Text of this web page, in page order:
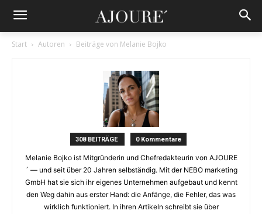
Start Autoren Beiträge von Melanie Bojko
308 BEITRÄGE 0 Kommentare
Melanie Bojko ist Mitgründerin und Chefredakteurin von AJOURE
´ — und seit über 20 Jahren selbständig. Mit der NEBO marketing
GmbH hat sie sich ihr eigenes Unternehmen aufgebaut und kennt
den Weg dahin aus erster Hand: die Anfänge, die Fehler, das was
wirklich funktioniert. In ihren Artikeln schreibt sie über